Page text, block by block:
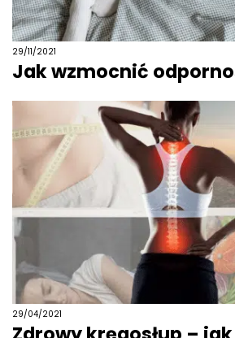
29/11/2021
Jak wzmocnić
29/04/2021